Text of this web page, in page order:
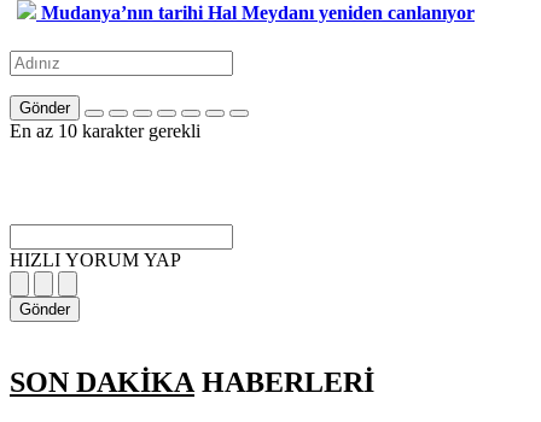
Mudanya’nın tarihi Hal Meydanı yeniden canlanıyor
Gönder
En az 10 karakter gerekli
HIZLI YORUM YAP
Gönder
SON DAKİKAHABERLERİ